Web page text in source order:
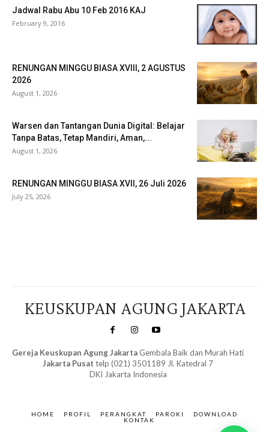
Jadwal Rabu Abu 10 Feb 2016 KAJ
February 9, 2016
RENUNGAN MINGGU BIASA XVIII, 2 AGUSTUS
2026
August 1, 2026
Warsen dan Tantangan Dunia Digital: Belajar
Tanpa Batas, Tetap Mandiri, Aman,...
August 1, 2026
RENUNGAN MINGGU BIASA XVII, 26 Juli 2026
July 25, 2026
KEUSKUPAN AGUNG JAKARTA
Gereja Keuskupan Agung Jakarta Gembala Baik dan Murah Hati
Jakarta Pusat telp (021) 3501189 Jl. Katedral 7
DKI Jakarta Indonesia
HOME PROFIL PERANGKAT PAROKI
DOWNLOAD
KONTAK